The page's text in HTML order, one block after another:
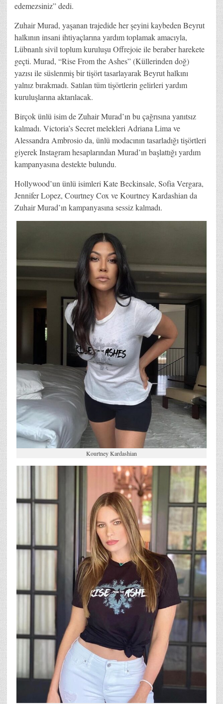
edemezsiniz” dedi.
Zuhair Murad, yaşanan trajedide her şeyini kaybeden Beyrut
halkının insani ihtiyaçlarına yardım toplamak amacıyla,
Lübnanlı sivil toplum kuruluşu Offrejoie ile beraber harekete
geçti. Murad, “Rise From the Ashes” (Küllerinden doğ)
yazısı ile süslenmiş bir tişört tasarlayarak Beyrut halkını
yalnız bırakmadı. Satılan tüm tişörtlerin gelirleri yardım
kuruluşlarına aktarılacak.
Birçok ünlü isim de Zuhair Murad’ın bu çağrısına yanıtsız
kalmadı. Victoria’s Secret melekleri Adriana Lima ve
Alessandra Ambrosio da, ünlü modacının tasarladığı tişörtleri
giyerek Instagram hesaplarından Murad’ın başlattığı yardım
kampanyasına destekte bulundu.
Hollywood’un ünlü isimleri Kate Beckinsale, Sofia Vergara,
Jennifer Lopez, Courtney Cox ve Kourtney Kardashian da
Zuhair Murad’ın kampanyasına sessiz kalmadı.
Kourtney Kardashian